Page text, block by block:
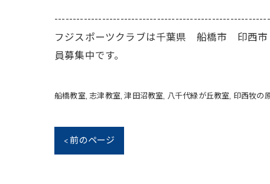
フジスポーツクラブは千葉県 船橋市 印西
員募集中です。
船橋教室 志津教室 津田沼教室 八千代緑が丘教室 印西牧の
< 前のページ